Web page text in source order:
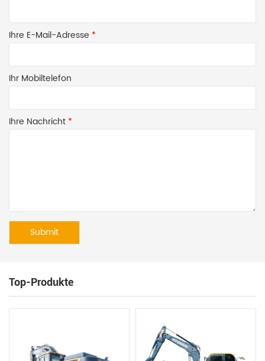
Ihre E-Mail-Adresse *
Ihr Mobiltelefon
Ihre Nachricht *
Top-Produkte